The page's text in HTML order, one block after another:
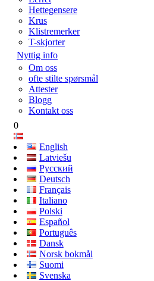
Hettegensere
Krus
Klistremerker
T-skjorter
Nyttig info
Om oss
ofte stilte spørsmål
Attester
Blogg
Kontakt oss
0
English
Latviešu
Русский
Deutsch
Français
Italiano
Polski
Español
Português
Dansk
Norsk bokmål
Suomi
Svenska